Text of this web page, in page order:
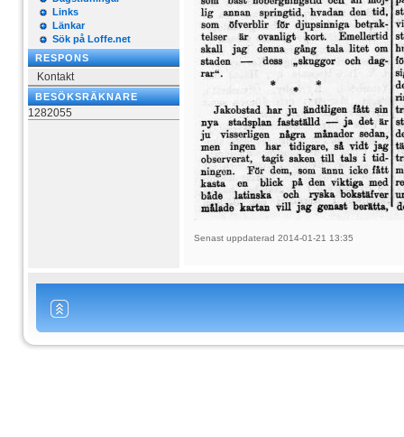
Links
Länkar
Sök på Loffe.net
RESPONS
Kontakt
BESÖKSRÄKNARE
1282055
Senast uppdaterad 2014-01-21 13:35